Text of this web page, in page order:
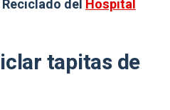
delHospital
tapitas de